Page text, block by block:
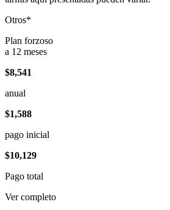
Otros*
Plan forzoso
a 12 meses
$8,541
anual
$1,588
pago inicial
$10,129
Pago total
Ver completo